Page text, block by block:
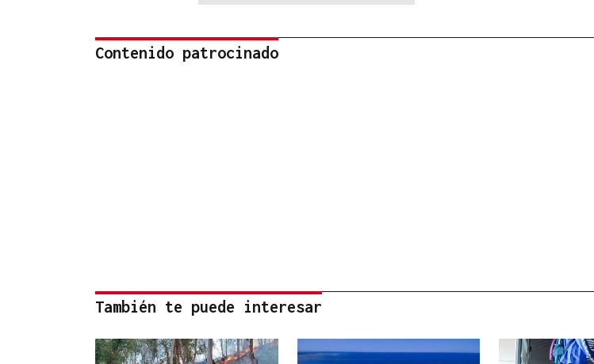
Contenido patrocinado
También te puede interesar